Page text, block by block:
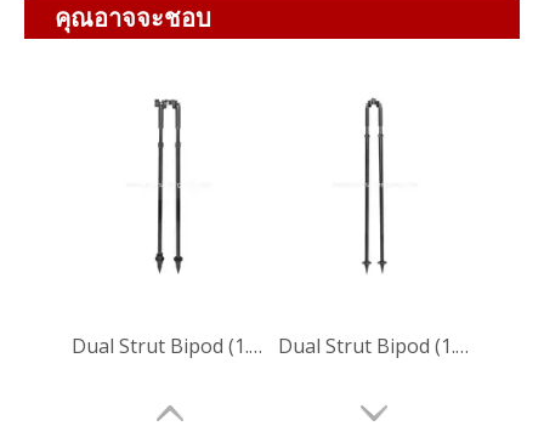
คุณอาจจะชอบ
Dual Strut Bipod (1.75m, BLK) Dual Strut Bipod (1.85m, org)